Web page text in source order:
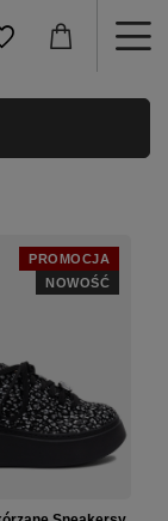
PROMOCJA
NOWOŚĆ